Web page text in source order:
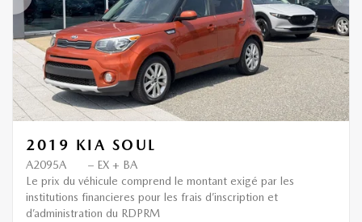
Previous
2019 KIA SOUL
A2095A
– EX + BA
Le prix du véhicule comprend le montant exigé par les
institutions financieres pour les frais d’inscription et
d’administration du RDPRM